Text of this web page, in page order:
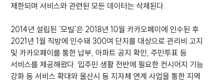
제한되며 서비스와 관련된 모든 데이터는 삭제된다.
2014년 설립된 ‘모빌’은 2018년 10월 카카오페이에 인수된 후
2021년 1월 직방에 인수돼 300여 단지를 대상으로 관리비 고지
및 카카오페이를 통한 납부, 아파트 공지 확인, 주민투표 등
서비스를 제공해왔다. 입주민 생활 전반에 필요한 컨시어지 기능
강화 등 서비스 확대와 울산시 등 지자체 연계 사업을 통한 지역